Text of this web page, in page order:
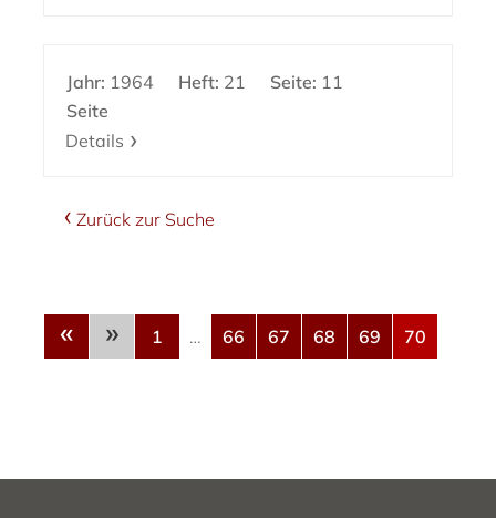
Jahr: 1964 Heft: 21 Seite: 11
Seite
Details
Zurück zur Suche
« » 1 … 66 67 68 69 70